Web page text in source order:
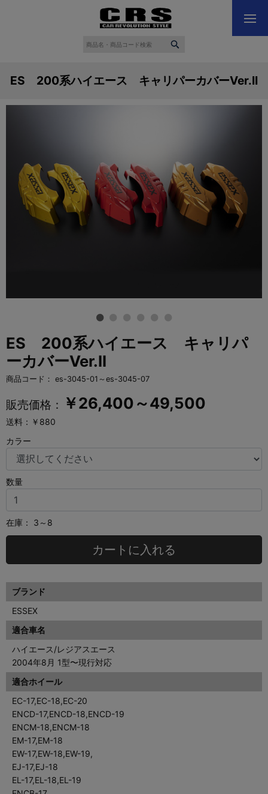
ES 200系ハイエース キャリパーカバーVer.II
ES 200系ハイエース キャリパ
ーカバーVer.II
商品コード： es-3045-01～es-3045-07
販売価格： ￥26,400～49,500
送料：￥880
カラー
数量
在庫： 3～8
カートに入れる
ブランド
ESSEX
適合車名
ハイエース/レジアスエース
2004年8月 1型〜現行対応
適合ホイール
EC-17,EC-18,EC-20
ENCD-17,ENCD-18,ENCD-19
ENCM-18,ENCM-18
EM-17,EM-18
EW-17,EW-18,EW-19,
EJ-17,EJ-18
EL-17,EL-18,EL-19